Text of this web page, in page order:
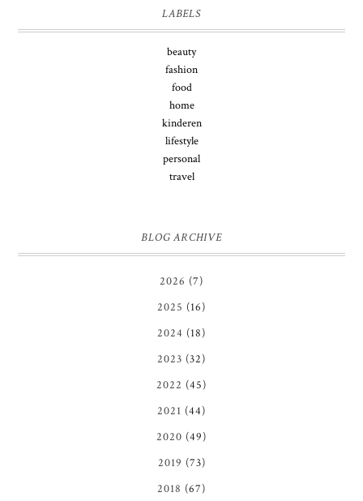
LABELS
beauty
fashion
food
home
kinderen
lifestyle
personal
travel
BLOG ARCHIVE
2026 (7)
2025 (16)
2024 (18)
2023 (32)
2022 (45)
2021 (44)
2020 (49)
2019 (73)
2018 (67)